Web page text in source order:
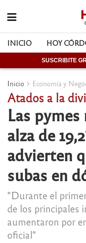
INICIO HOY
SUSCRIBITE
Inicio Economía y
Atados a la
Las
alza de
advierten
subas en
"Durante el
de los principales
aumentaron por
oficial"